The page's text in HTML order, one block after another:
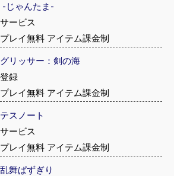
-じゃんたま-
ービス
レイ無料 アイテム課金制
リッサー：剣の海
録
レイ無料 アイテム課金制
スノート
ービス
レイ無料 アイテム課金制
舞ぱずぎり